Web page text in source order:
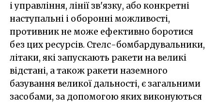
і управління, лінії зв'язку, або конкретні
наступальні і оборонні можливості,
противник не може ефективно боротися
без цих ресурсів. Стелс-бомбардувальники,
літаки, які запускають ракети на великі
відстані, а також ракети наземного
базування великої дальності, є загальними
засобами, за допомогою яких виконуються